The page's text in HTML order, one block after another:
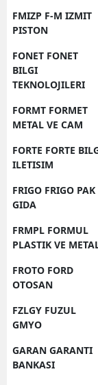
FMIZP F-M IZMIT
PISTON
FONET FONET
BILGI
TEKNOLOJILERI
FORMT FORMET
METAL VE CAM
FORTE FORTE
ILETISIM
FRIGO FRIGO PAK
GIDA
FRMPL FORMUL
PLASTIK VE
FROTO FORD
OTOSAN
FZLGY FUZUL
GMYO
GARAN GARANTI
BANKASI